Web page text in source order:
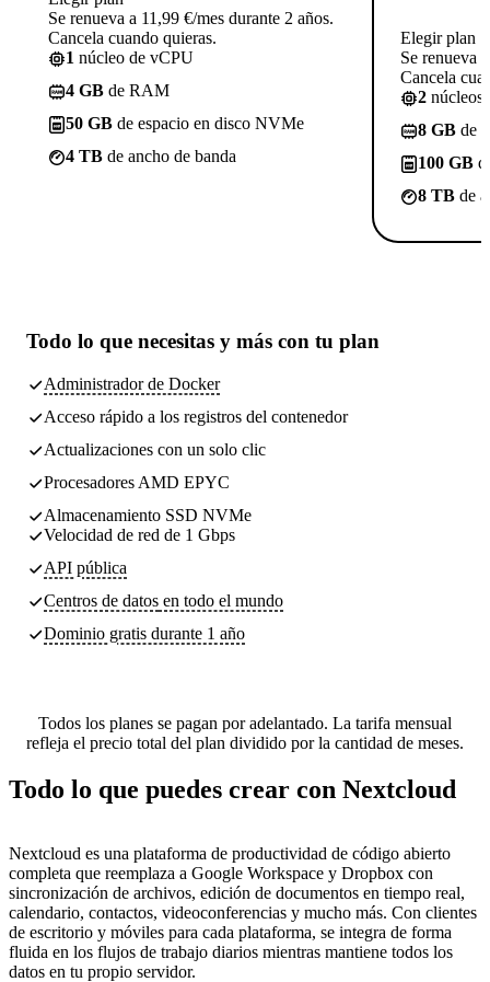
Se renueva a 11,99 €/mes durante 2 años.
Cancela cuando quieras.
1 núcleo de vCPU
4 GB de RAM
50 GB de espacio en disco NVMe
4 TB de ancho de banda
Elegir plan
Se renueva
Cancela
2 núcleos
8 GB de
100 GB
8 TB de
Todo lo que necesitas y más con tu plan
Administrador de Docker
Acceso rápido a los registros del contenedor
Actualizaciones con un solo clic
Procesadores AMD EPYC
Almacenamiento SSD NVMe
Velocidad de red de 1 Gbps
API pública
Centros de datos en todo el mundo
Dominio gratis durante 1 año
Todos los planes se pagan por adelantado. La tarifa mensual
refleja el precio total del plan dividido por la cantidad de meses.
Todo lo que puedes crear con Nextcloud
Nextcloud es una plataforma de productividad de código abierto
completa que reemplaza a Google Workspace y Dropbox con
sincronización de archivos, edición de documentos en tiempo real,
calendario, contactos, videoconferencias y mucho más. Con clientes
de escritorio y móviles para cada plataforma, se integra de forma
fluida en los flujos de trabajo diarios mientras mantiene todos los
datos en tu propio servidor.